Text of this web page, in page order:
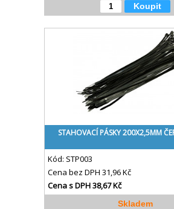
Koupit
STAHOVACÍ PÁSKY 200X2,5MM
Kód: STP003
Cena bez DPH 31,96 Kč
Cena s DPH38,67 Kč
Skladem